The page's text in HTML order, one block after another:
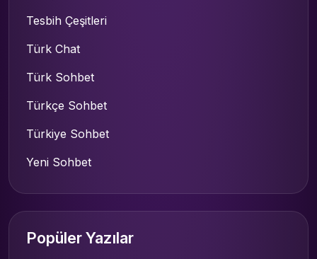
Tesbih Çeşitleri
Türk Chat
Türk Sohbet
Türkçe Sohbet
Türkiye Sohbet
Yeni Sohbet
Popüler Yazılar